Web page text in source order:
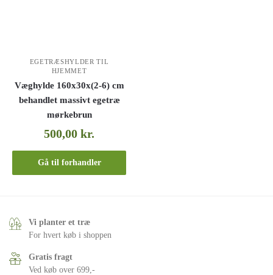
EGETRÆSHYLDER TIL
HJEMMET
Væghylde 160x30x(2-6) cm
behandlet massivt egetræ
mørkebrun
500,00kr.
Gå til forhandler
Vi planter et træ
For hvert køb i shoppen
Gratis fragt
Ved køb over 699,-